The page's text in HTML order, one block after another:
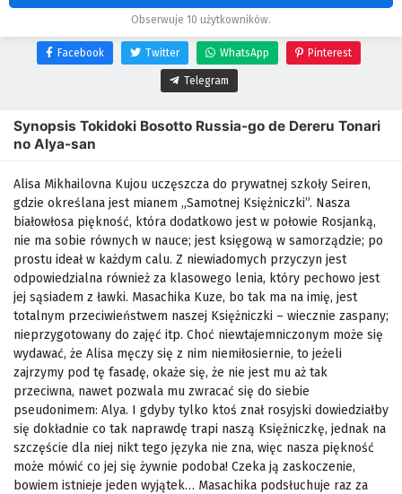
Obserwuje 10 użytkowników.
Facebook Twitter WhatsApp Pinterest
Telegram
Synopsis Tokidoki Bosotto Russia-go de Dereru Tonari
no Alya-san
Alisa Mikhailovna Kujou uczęszcza do prywatnej szkoły Seiren,
gdzie określana jest mianem „Samotnej Księżniczki”. Nasza
białowłosa piękność, która dodatkowo jest w połowie Rosjanką,
nie ma sobie równych w nauce; jest księgową w samorządzie; po
prostu ideał w każdym calu. Z niewiadomych przyczyn jest
odpowiedzialna również za klasowego lenia, który pechowo jest
jej sąsiadem z ławki. Masachika Kuze, bo tak ma na imię, jest
totalnym przeciwieństwem naszej Księżniczki – wiecznie zaspany;
nieprzygotowany do zajęć itp. Choć niewtajemniczonym może się
wydawać, że Alisa męczy się z nim niemiłosiernie, to jeżeli
zajrzymy pod tę fasadę, okaże się, że nie jest mu aż tak
przeciwna, nawet pozwala mu zwracać się do siebie
pseudonimem: Alya. I gdyby tylko ktoś znał rosyjski dowiedziałby
się dokładnie co tak naprawdę trapi naszą Księżniczkę, jednak na
szczęście dla niej nikt tego języka nie zna, więc nasza piękność
może mówić co jej się żywnie podoba! Czeka ją zaskoczenie,
bowiem istnieje jeden wyjątek… Masachika podsłuchuje raz za